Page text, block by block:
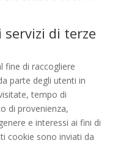
di terze
fine di raccogliere
parte degli utenti in
tempo di
di provenienza,
e interessi ai fini di
cookie sono inviati da